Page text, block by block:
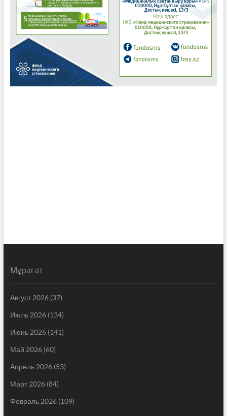
Мұрағат
Август 2026(37)
Июль 2026(134)
Июнь 2026(141)
Май 2026(60)
Апрель 2026(53)
Март 2026(84)
Февраль 2026(109)